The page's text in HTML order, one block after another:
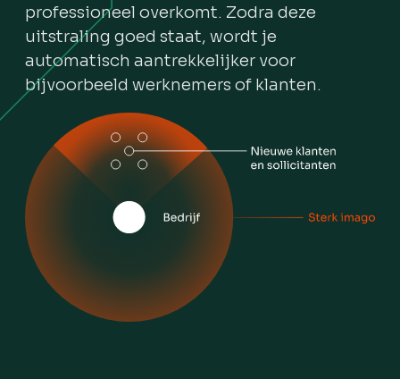
professioneel overkomt. Zodra deze
uitstraling goed staat, wordt je
automatisch aantrekkelijker voor
bijvoorbeeld werknemers of klanten.